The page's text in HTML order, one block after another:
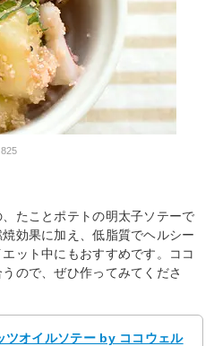
たことポテトの明太子ソテーで
効果に加え、低脂質でヘルシー
ット中にもおすすめです。ココ
ので、ぜひ作ってみてくださ
ツオイルソテー by ココウェル